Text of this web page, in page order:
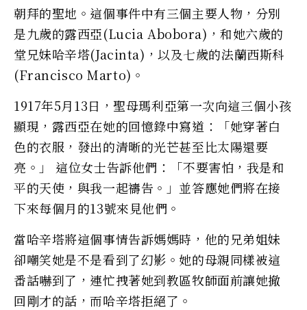
朝拜的聖地。這個事件中有三個主要人物，分別
是九歲的露西亞(Lucia Abobora)，和她六歲的
堂兄妹哈辛塔(Jacinta)，以及七歲的法蘭西斯科
(Francisco Marto)。
1917年5月13日，聖母瑪利亞第一次向這三個小孩
顯現，露西亞在她的回憶錄中寫道：「她穿著白
色的衣服，發出的清晰的光芒甚至比太陽還要
亮。」 這位女士告訴他們：「不要害怕，我是和
平的天使，與我一起禱告。」並答應她們將在接
下來每個月的13號來見他們。
當哈辛塔將這個事情告訴媽媽時，他的兄弟姐妹
卻嘲笑她是不是看到了幻影。她的母親同樣被這
番話嚇到了，連忙拽著她到教區牧師面前讓她撤
回剛才的話，而哈辛塔拒絕了。